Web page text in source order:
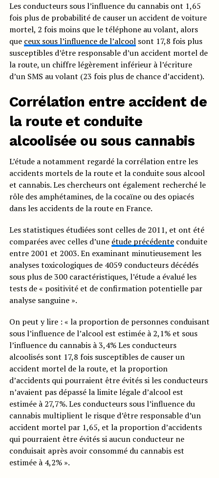
Les conducteurs sous l’influence du cannabis ont 1,65
fois plus de probabilité de causer un accident de voiture
mortel, 2 fois moins que le téléphone au volant, alors
que ceux sous l’influence de l’alcoolsont 17,8 fois plus
susceptibles d’être responsable d’un accident mortel de
la route, un chiffre légèrement inférieur à l’écriture
d’un SMS au volant (23 fois plus de chance d’accident).
Corrélation entre accident de
la route et conduite
alcoolisée ou sous cannabis
L’étude a notamment regardé la corrélation entre les
accidents mortels de la route et la conduite sous alcool
et cannabis. Les chercheurs ont également recherché le
rôle des amphétamines, de la cocaïne ou des opiacés
dans les accidents de la route en France.
Les statistiques étudiées sont celles de 2011, et ont été
comparées avec celles d’une étude précédenteconduite
entre 2001 et 2003. En examinant minutieusement les
analyses toxicologiques de 4059 conducteurs décédés
sous plus de 300 caractéristiques, l’étude a évalué les
tests de « positivité et de confirmation potentielle par
analyse sanguine ».
On peut y lire : « la proportion de personnes conduisant
sous l’influence de l’alcool est estimée à 2,1% et sous
l’influence du cannabis à 3,4% Les conducteurs
alcoolisés sont 17,8 fois susceptibles de causer un
accident mortel de la route, et la proportion
d’accidents qui pourraient être évités si les conducteurs
n’avaient pas dépassé la limite légale d’alcool est
estimée à 27,7%. Les conducteurs sous l’influence du
cannabis multiplient le risque d’être responsable d’un
accident mortel par 1,65, et la proportion d’accidents
qui pourraient être évités si aucun conducteur ne
conduisait après avoir consommé du cannabis est
estimée à 4,2% ».